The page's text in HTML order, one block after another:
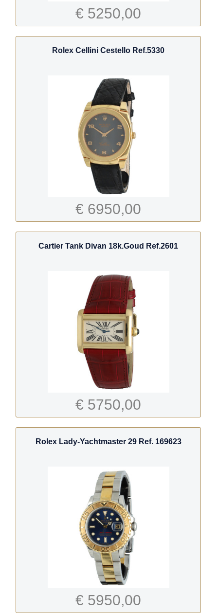
€ 5250,00
Rolex Cellini Cestello Ref.5330
€ 6950,00
Cartier Tank Divan 18k.Goud Ref.2601
€ 5750,00
Rolex Lady-Yachtmaster 29 Ref. 169623
€ 5950,00